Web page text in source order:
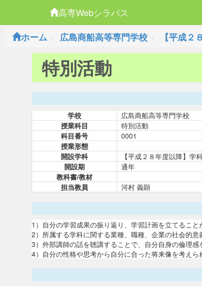
高専Webシラバス
ホーム
広島商船高等専門学校 【平成２
特別活動
学校 広島商船高等専門学校
授業科目
特別活動
科目番号
0001
授業形態
開設学科
【平成２８年度以降】学
開設期
通年
教科書/教材
担当教員
河村 義顕
1）自分の学習成果の振り返り、学習計画を立てること
2）所属する学科に関する業種、職種、企業の社会的
3）外部講師の話を聴講することで、自分自身の倫理感
4）自分の性格や思考から自分に合った将来像を考えら